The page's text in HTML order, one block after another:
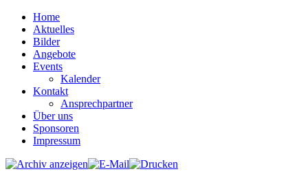
Home
Aktuelles
Bilder
Angebote
Events
Kalender
Kontakt
Ansprechpartner
Über uns
Sponsoren
Impressum